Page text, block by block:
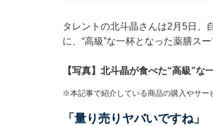
タレントの北斗晶さんは2月5日、
に、“高級”な一杯となった薬膳ス
【写真】北斗晶が食べた“高級”な
※本記事で紹介している商品の購入やサー
「量り売りヤバいですね」